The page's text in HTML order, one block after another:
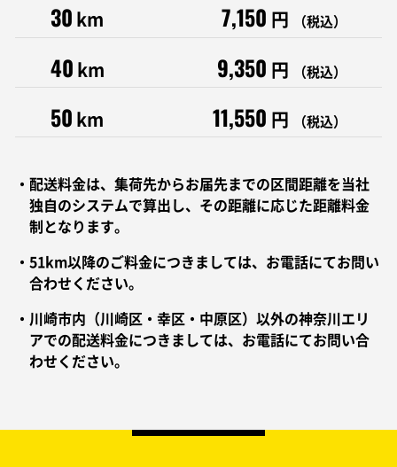
30 km 7,150 円 （税込）
40 km 9,350 円 （税込）
50 km 11,550 円 （税込）
・配送料金は、集荷先からお届先までの区間距離を当社
独自のシステムで算出し、その距離に応じた距離料金
制となります。
・51km以降のご料金につきましては、お電話にてお問い
合わせください。
・川崎市内（川崎区・幸区・中原区）以外の神奈川エリ
アでの配送料金につきましては、お電話にてお問い合
わせください。